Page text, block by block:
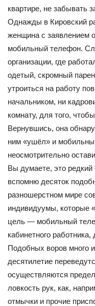
квартире, не забывать
Однажды в Кировский
женщина с заявлением
мобильный телефон.
организации, где
одетый, скромный
утроиться на работу
начальником, ни
комнату, для того,
Вернувшись, она
ним «ушёл» и
неосмотрительно
Вы думаете, это
вспомню десяток
разношерстном мире
индивидуумы, которые
цель — мобильный
кабинетного
Подобных воров много
десятилетие
осуществляются
ловкость рук, как,
отмычки и прочие